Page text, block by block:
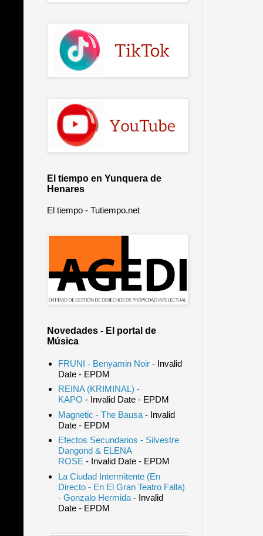
El tiempo en Yunquera de
Henares
El tiempo - Tutiempo.net
Novedades - El portal de
Música
FRUNI - Benyamin Noir- Invalid
Date- EPDM
REINA (KRIMINAL) -
KAPO - Invalid Date- EPDM
Magnetic - The Bausa- Invalid
Date- EPDM
Efectos Secundarios - Silvestre
Dangond & ELENA
ROSE - Invalid Date- EPDM
La Ciudad Intermitente (En
Directo - En El Gran Teatro Falla)
- Gonzalo Hermida- Invalid
Date- EPDM